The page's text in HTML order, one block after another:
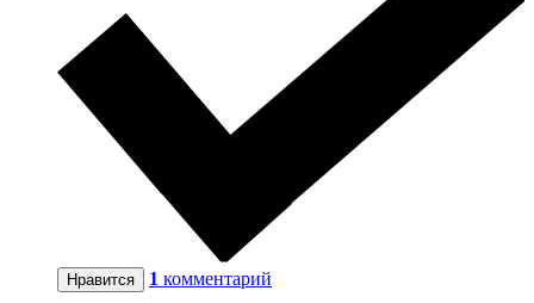
Нравится 1 комментарий